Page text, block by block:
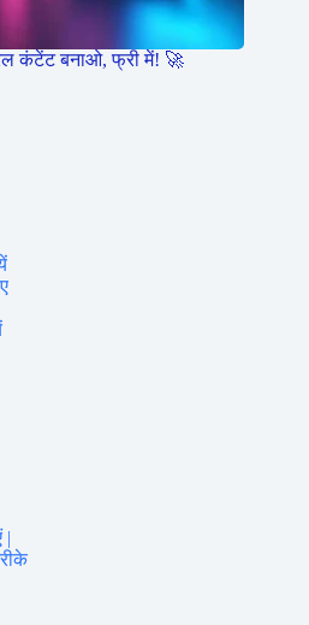
कंटेंट बनाओ, फ्री में! 🚀
|